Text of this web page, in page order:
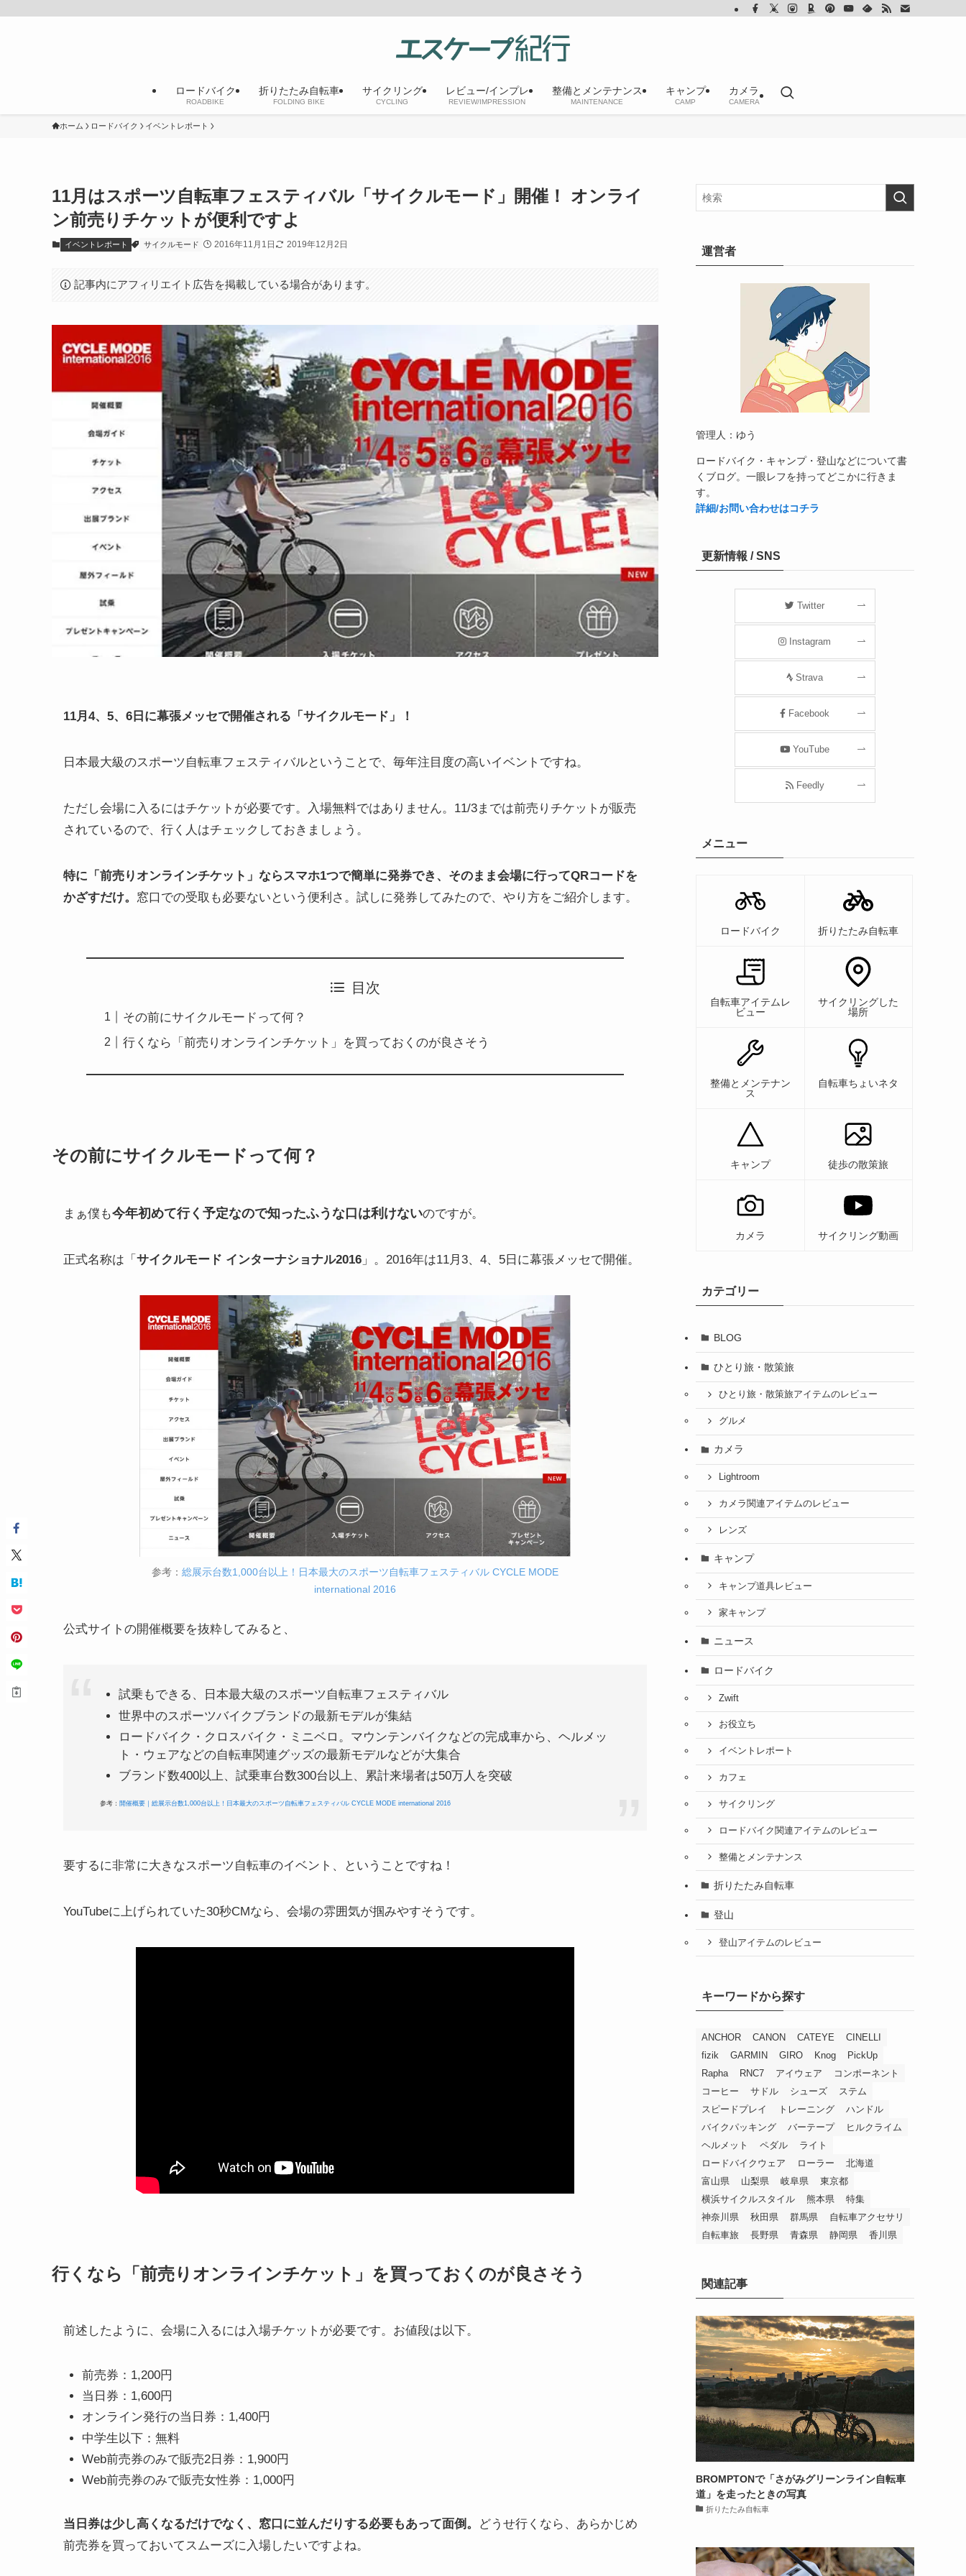
ロードバイク
ROADBIKE
折りたたみ自転車
FOLDING BIKE
サイクリング
CYCLING
レビュー/インプレ
REVIEW/IMPRESSION
整備とメンテナンス
MAINTENANCE
キャンプ
CAMP
カメラ
CAMERA
ホーム ロードバイク イベントレポート
11月はスポーツ自転車フェスティバル「サイクルモード」開催！ オンライ
ン前売りチケットが便利ですよ
イベントレポート サイクルモード 2016年11月1日 2019年12月2日
記事内にアフィリエイト広告を掲載している場合があります。
11月4、5、6日に幕張メッセで開催される「サイクルモード」！
日本最大級のスポーツ自転車フェスティバルということで、毎年注目度の高いイベントですね。
ただし会場に入るにはチケットが必要です。入場無料ではありません。11/3までは前売りチケットが販売
されているので、行く人はチェックしておきましょう。
特に「前売りオンラインチケット」ならスマホ1つで簡単に発券でき、そのまま会場に行ってQRコードを
かざすだけ。 窓口での受取も必要ないという便利さ。試しに発券してみたので、やり方をご紹介します。
目次
その前にサイクルモードって何？
行くなら「前売りオンラインチケット」を買っておくのが良さそう
その前にサイクルモードって何？
まぁ僕も今年初めて行く予定なので知ったふうな口は利けないのですが。
正式名称は「 サイクルモード インターナショナル2016 」。2016年は11月3、4、5日に幕張メッセで開催。
参考： 総展示台数1,000台以上！日本最大のスポーツ自転車フェスティバル CYCLE MODE
international 2016
公式サイトの開催概要を抜粋してみると、
試乗もできる、日本最大級のスポーツ自転車フェスティバル
世界中のスポーツバイクブランドの最新モデルが集結
ロードバイク・クロスバイク・ミニベロ。マウンテンバイクなどの完成車から、ヘルメッ
ト・ウェアなどの自転車関連グッズの最新モデルなどが大集合
ブランド数400以上、試乗車台数300台以上、累計来場者は50万人を突破
参考： 開催概要｜総展示台数1,000台以上！日本最大のスポーツ自転車フェスティバル CYCLE MODE international 2016
要するに非常に大きなスポーツ自転車のイベント、ということですね！
YouTubeに上げられていた30秒CMなら、会場の雰囲気が掴みやすそうです。
行くなら「前売りオンラインチケット」を買っておくのが良さそう
前述したように、会場に入るには入場チケットが必要です。お値段は以下。
前売券：1,200円
当日券：1,600円
オンライン発行の当日券：1,400円
中学生以下：無料
Web前売券のみで販売2日券：1,900円
Web前売券のみで販売女性券：1,000円
当日券は少し高くなるだけでなく、窓口に並んだりする必要もあって面倒。
どうせ行くなら、あらかじめ
前売券を買っておいてスムーズに入場したいですよね。
運営者
管理人：ゆう
ロードバイク・キャンプ・登山などについて書
くブログ。一眼レフを持ってどこかに行きま
す。
詳細/お問い合わせはコチラ
更新情報 / SNS
Twitter
Instagram
Strava
Facebook
YouTube
Feedly
メニュー
ロードバイク 折りたたみ自転車
自転車アイテムレ
ビュー
サイクリングした
場所
整備とメンテナン
ス
自転車ちょいネタ
キャンプ 徒歩の散策旅
カメラ サイクリング動画
カテゴリー
BLOG
ひとり旅・散策旅
ひとり旅・散策旅アイテムのレビュー
グルメ
カメラ
Lightroom
カメラ関連アイテムのレビュー
レンズ
キャンプ
キャンプ道具レビュー
家キャンプ
ニュース
ロードバイク
Zwift
お役立ち
イベントレポート
カフェ
サイクリング
ロードバイク関連アイテムのレビュー
整備とメンテナンス
折りたたみ自転車
登山
登山アイテムのレビュー
キーワードから探す
ANCHOR CANON CATEYE
CINELLI
fizik
GARMIN GIRO Knog
PickUp
Rapha
RNC7 アイウェア
コンポーネント
コーヒー
サドル シューズ
ステム
スピードプレイ
トレーニング
ハンドル
バイクパッキング
バーテープ
ヒルクライム
ヘルメット
ペダル
ライト
ロードバイクウェア
ローラー
北海道
富山県
山梨県 岐阜県
東京都
横浜サイクルスタイル
熊本県
特集
神奈川県
秋田県 群馬県
自転車アクセサリ
自転車旅
長野県 青森県 静岡県 香川県
関連記事
BROMPTONで「さがみグリーンライン自転車
道」を走ったときの写真
折りたたみ自転車